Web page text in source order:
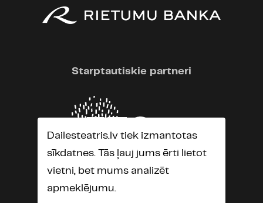
Starptautiskie partneri
Dailesteatris.lv tiek izmantotas
sīkdatnes. Tās ļauj jums ērti lietot
vietni, bet mums analizēt
apmeklējumu.